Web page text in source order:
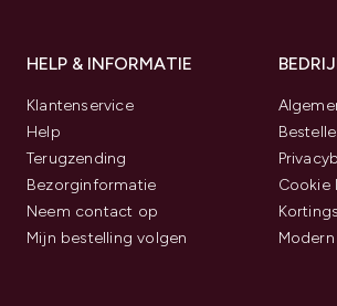
HELP & INFORMATIE
Klantenservice
Help
Terugzending
Bezorginformatie
Neem contact op
Mijn bestelling volgen
Cookie